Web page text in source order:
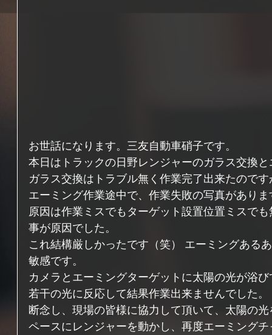
お世話になります。三友自動車硝子です。
本日はトラックの日野レンジャーのガラス交換
ガラス交換はトラブル無く作業完了出来たので
エーミング作業途中で、作業失敗の写真があり
原因は作業ミスでもターゲット設置位置ミスで
事が原因でした。
これ結構厳しかったです（笑） エーミングある
敏感です。
カメラとエーミングターゲットに太陽の光が浴
若干の光に反応して結果作業出来ませんでした。
断念し、現場の皆様に協力して頂いて、太陽の
ペースにレンジャーを動かし、再度エーミング